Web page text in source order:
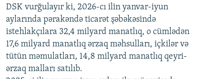
DSK vurğulayır ki, 2026-cı ilin yanvar-iyun
aylarında pərakəndə ticarət şəbəkəsində
istehlakçılara 32,4 milyard manatlıq, o cümlədən
17,6 milyard manatlıq ərzaq məhsulları, içkilər və
tütün məmulatları, 14,8 milyard manatlıq qeyri-
ərzaq malları satılıb.